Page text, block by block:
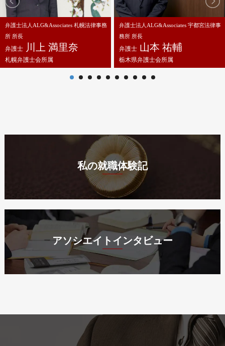
弁護士法人ALG&Associates 札幌法律事務
所 所長
弁護士 川上 満里奈
札幌弁護士会所属
弁護士法人ALG&Associates 宇都宮法律事
務所 所長
弁護士 山本 祐輔
栃木県弁護士会所属
私の就職体験記
アソシエイトインタビュー